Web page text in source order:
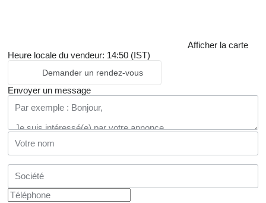
Afficher la carte
Heure locale du vendeur: 14:50 (IST)
Demander un rendez-vous
Envoyer un message